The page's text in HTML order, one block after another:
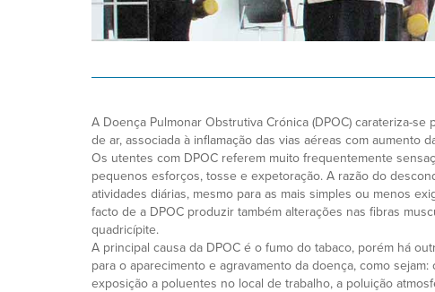
A Doença Pulmonar Obstrutiva Crónica (DPOC) carateriza-se
de ar, associada à inflamação das vias aéreas com aumento
Os utentes com DPOC referem muito frequentemente
pequenos esforços, tosse e expetoração. A razão do
atividades diárias, mesmo para as mais simples ou menos
facto de a DPOC produzir também alterações nas fibras
quadricípite.
A principal causa da DPOC é o fumo do tabaco, porém há
para o aparecimento e agravamento da doença, como sejam:
exposição a poluentes no local de trabalho, a poluição